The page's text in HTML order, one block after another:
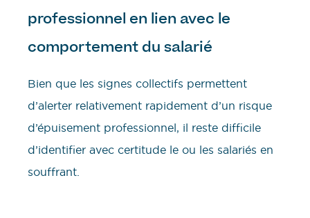
professionnel en lien avec le
comportement du salarié
Bien que les signes collectifs permettent
d’alerter relativement rapidement d’un risque
d’épuisement professionnel, il reste difficile
d’identifier avec certitude le ou les salariés en
souffrant.